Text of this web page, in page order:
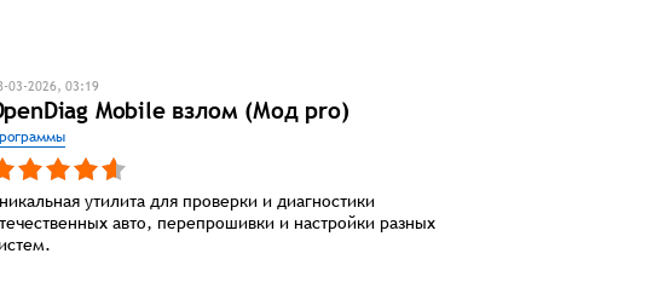
03-2026, 03:19
Mobile взлом (Мод pro)
утилита для проверки и диагностики
авто, перепрошивки и настройки разных